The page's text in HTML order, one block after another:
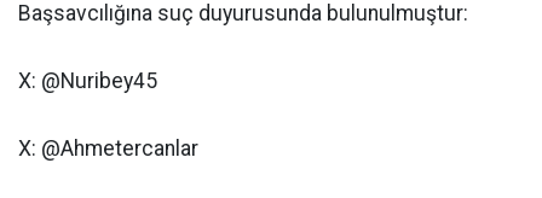
Başsavcılığına suç duyurusunda bulunulmuştur:
X: @Nuribey45
X: @Ahmetercanlar